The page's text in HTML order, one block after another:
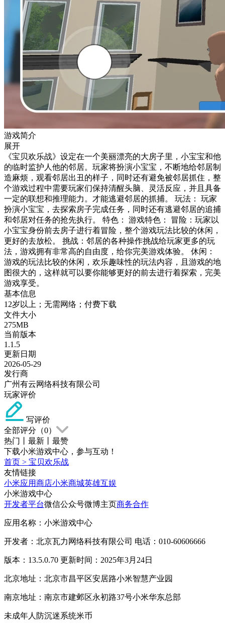
游戏简介
展开
《宝贝欢乐战》设定在一个美丽漂亮的大房子里，小宝宝和他
的临时监护人他的邻居。玩家将扮演小宝宝，不断地给邻居制
造麻烦，观看邻居出丑的样子，同时还有避免被邻居抓住，整
个游戏过程中需要玩家们保持清醒头脑、灵活反应，并且具备
一定的联想和推理能力。才能逃避邻居的抓捕。 玩法： 玩家
扮演小宝宝，去探索房子完成任务，同时还有逃避邻居的追捕
和邻居对任务的抢先执行。 特色： 游戏特色： 冒险：玩家以
小宝宝身份前去房子进行着冒险，整个游戏玩法比较的休闲，
更好的去放松。 挑战：邻居的各种操作挑战给玩家更多的玩
法，游戏拥有非常高的自由度，给你完美游戏体验。 休闲：
游戏的玩法比较的休闲，欢乐趣味性的玩法内容，且游戏的地
图很大的，这样就可以要你能够更好的前去进行着探索，完美
游戏享受。
基本信息
12岁以上；无需网络；付费下载
文件大小
275MB
当前版本
1.1.5
更新日期
2026-05-29
发行商
广州有云网络科技有限公司
玩家评价
写评价
全部评分（0）
热门
最新
最赞
下载小米游戏中心，参与互动！
首页 > 宝贝欢乐战
友情链接
小米应用商店小米商城英雄互娱
小米游戏中心
开发者平台微信公众号微博主页商务合作
应用名称：小米游戏中心
开发者：北京瓦力网络科技有限公司 电话：010-60606666
版本：13.5.0.70 更新时间：2025年3月24日
北京地址：北京市昌平区安居路小米智慧产业园
南京地址：南京市建邺区永初路37号小米华东总部
未成年人防沉迷系统米币